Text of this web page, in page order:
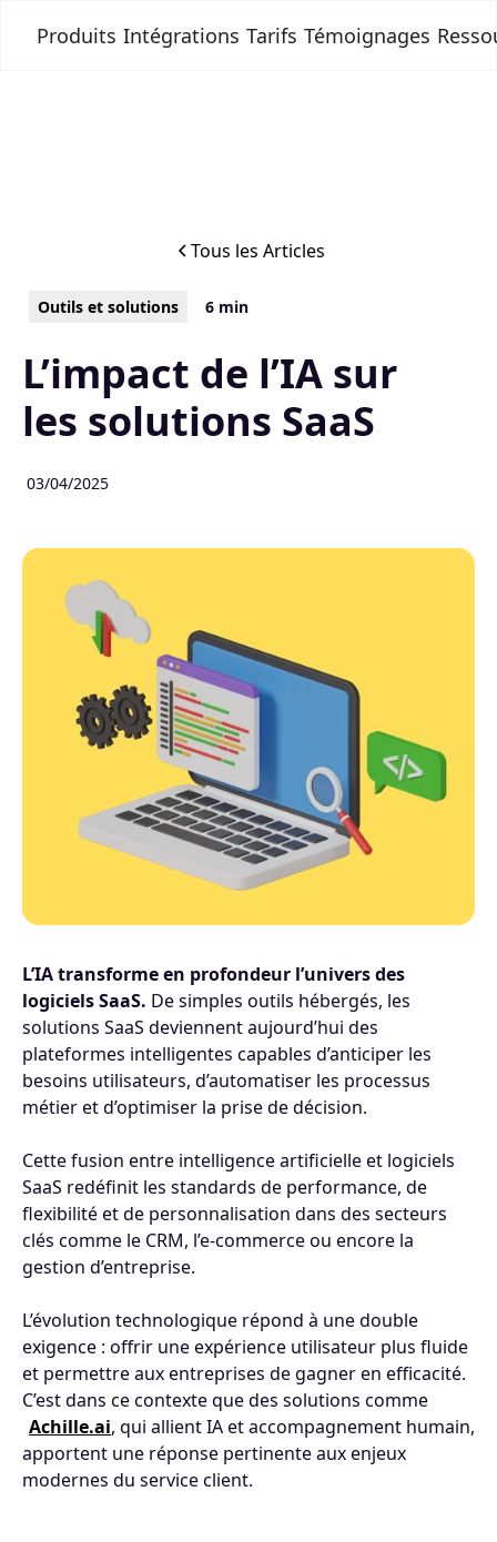
Produits Intégrations Tarifs Témoignages
Tous les Articles
Outils et solutions 6 min
L’impact de l’IA sur
les solutions SaaS
03/04/2025
L’IA transforme en profondeur l’univers des
logiciels SaaS. De simples outils hébergés, les
solutions SaaS deviennent aujourd’hui des
plateformes intelligentes capables d’anticiper les
besoins utilisateurs, d’automatiser les processus
métier et d’optimiser la prise de décision.
Cette fusion entre intelligence artificielle et logiciels
SaaS redéfinit les standards de performance, de
flexibilité et de personnalisation dans des secteurs
clés comme le CRM, l’e-commerce ou encore la
gestion d’entreprise.
L’évolution technologique répond à une double
exigence : offrir une expérience utilisateur plus fluide
et permettre aux entreprises de gagner en efficacité.
C’est dans ce contexte que des solutions comme
Achille.ai, qui allient IA et accompagnement humain,
apportent une réponse pertinente aux enjeux
modernes du service client.